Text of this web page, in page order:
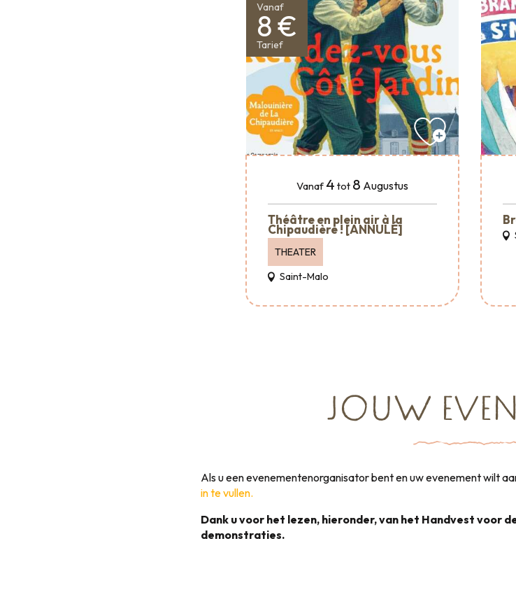
Vanaf
8 €
Tarief
Vanaf4 tot 8 Augustus
Théâtre en plein air à la
Chipaudière ! [ANNULÉ]
THEATER
Saint-Malo
JOUW
Als u een evenementenorganisator bent en uw evenement wilt
in te vullen.
Dank u voor het lezen, hieronder, van het Handvest voor
demonstraties.